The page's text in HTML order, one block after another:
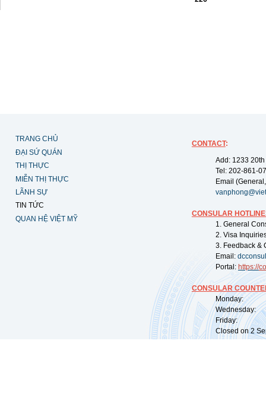
TRANG CHỦ
ĐẠI SỨ QUÁN
THỊ THỰC
MIỄN THỊ THỰC
LÃNH SỰ
TIN TỨC
QUAN HỆ VIỆT MỸ
CONTACT:
Add: 1233
Tel: 202-861-
Email
CONSULAR
1. General
2. Visa
3. Feedback &
Email:
Portal: https://
CONSULAR
Monday:
Wednesday:
Friday:
Closed on 2